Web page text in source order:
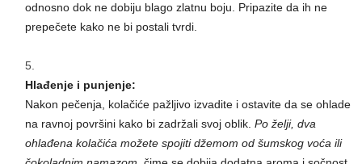
odnosno dok ne dobiju blago zlatnu boju. Pripazite da ih ne
prepečete kako ne bi postali tvrdi.
Hlađenje i punjenje:
Nakon pečenja, kolačiće pažljivo izvadite i ostavite da se ohlade
na ravnoj površini kako bi zadržali svoj oblik. Po želji, dva
ohlađena kolačića možete spojiti džemom od šumskog voća ili